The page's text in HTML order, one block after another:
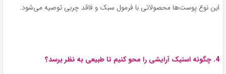
این نوع پوست‌ها محصولاتی با فرمول سبک و فاقد چربی توصیه می‌شود.
4. چگونه استیک آرایشی را محو کنیم تا طبیعی به نظر برسد؟